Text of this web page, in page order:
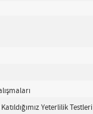
Yeterlilik Testleri